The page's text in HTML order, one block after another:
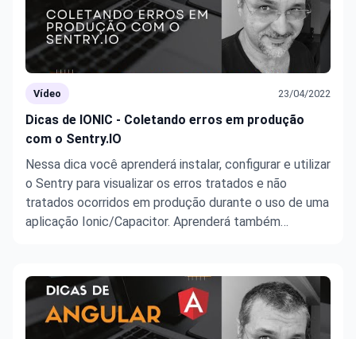
Vídeo 23/04/2022
Dicas de IONIC - Coletando erros em produção
com o Sentry.IO
Nessa dica você aprenderá instalar, configurar e utilizar
o Sentry para visualizar os erros tratados e não
tratados ocorridos em produção durante o uso de uma
aplicação Ionic/Capacitor. Aprenderá também
quando tais erros oco ...